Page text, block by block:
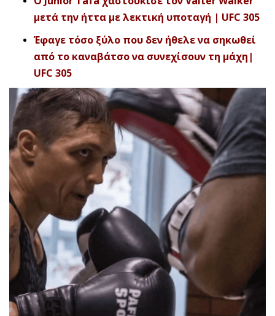
μετά την ήττα με λεκτική υποταγή | UFC 305
Έφαγε τόσο ξύλο που δεν ήθελε να σηκωθεί
από το καναβάτσο να συνεχίσουν τη μάχη|
UFC 305